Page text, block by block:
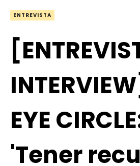
ENTREVISTA
EYE
'Tener